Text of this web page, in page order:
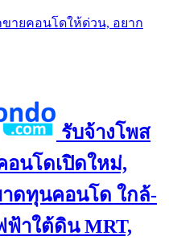
ายคอนโดให้ด่วน, อยาก
รับจ้างโพส
อนโดเปิดใหม่,
ดทุนคอนโด ใกล้-
ฟ้าใต้ดิน MRT,